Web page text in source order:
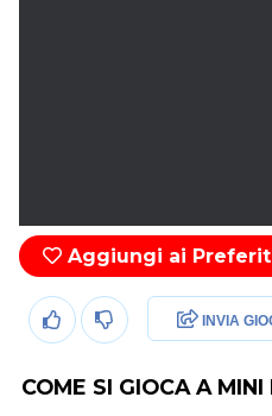
Aggiungi ai
INVIA
COME SI GIOCA A